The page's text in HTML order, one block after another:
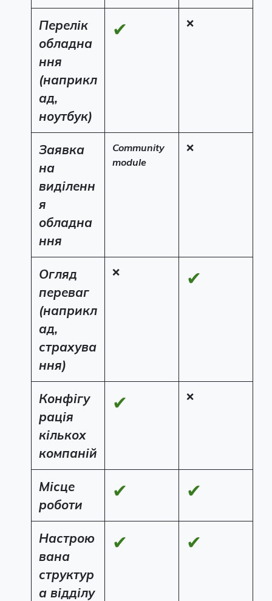
Перелік
обладна
ння
(наприкл
ад,
ноутбук)
✔ ❌
Заявка
на
виділенн
я
обладна
ння
Community
module
❌
Огляд
переваг
(наприкл
ад,
страхува
ння)
❌ ✔
Конфігу
рація
кількох
компаній
✔ ❌
Місце
роботи
✔ ✔
Настрою
вана
структур
а відділу
✔ ✔